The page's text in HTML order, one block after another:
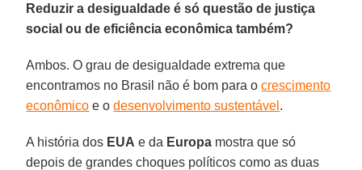
Reduzir a desigualdade é só questão de justiça
social ou de eficiência econômica também?
Ambos. O grau de desigualdade extrema que
encontramos no Brasil não é bom para ocrescimento
econômico e odesenvolvimento sustentável .
A história dos EUA e da Europa mostra que só
depois de grandes choques políticos como as duas